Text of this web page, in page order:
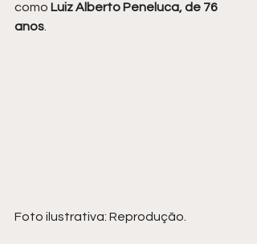
como Luiz Alberto Peneluca, de 76
anos
Foto ilustrativa: Reprodução.